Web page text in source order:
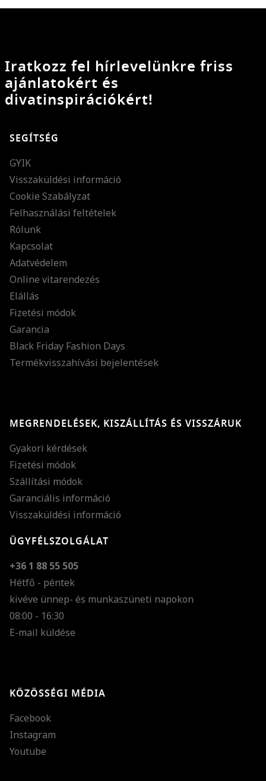
Iratkozz fel hírlevelünkre friss
ajánlatokért és
divatinspirációkért!
SEGÍTSÉG
GYIK
Visszaküldési információ
Cookie Szabályzat
Felhasználási feltételek
Rólunk
Kapcsolat
Adatvédelem
Online vitarendezés
Elállás
Fizetési módok
Garancia
Black Friday Fashion Days
Termékvisszahívási bejelentések
MEGRENDELÉSEK, KISZÁLLÍTÁS ÉS VISSZÁRUK
Gyakori kérdések
Fizetési módok
Szállítási módok
Garanciális információ
Visszaküldési információ
ÜGYFÉLSZOLGÁLAT
+36 1 88 55 505
Hétfő - péntek
kivéve ünnep- és munkaszüneti napokon
08:00 - 16:30
E-mail küldése
KÖZÖSSÉGI MÉDIA
Facebook
Instagram
Youtube